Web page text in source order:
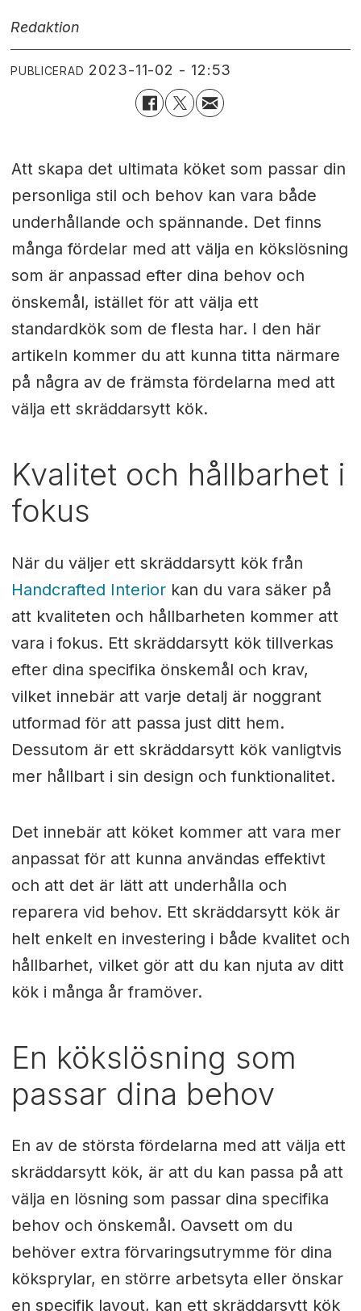
Redaktion
PUBLICERAD 2023-11-02 - 12:53
Att skapa det ultimata köket som passar din
personliga stil och behov kan vara både
underhållande och spännande. Det finns
många fördelar med att välja en kökslösning
som är anpassad efter dina behov och
önskemål, istället för att välja ett
standardkök som de flesta har. I den här
artikeln kommer du att kunna titta närmare
på några av de främsta fördelarna med att
välja ett skräddarsytt kök.
Kvalitet och hållbarhet i
fokus
När du väljer ett skräddarsytt kök från
Handcrafted Interiorkan du vara säker på
att kvaliteten och hållbarheten kommer att
vara i fokus. Ett skräddarsytt kök tillverkas
efter dina specifika önskemål och krav,
vilket innebär att varje detalj är noggrant
utformad för att passa just ditt hem.
Dessutom är ett skräddarsytt kök vanligtvis
mer hållbart i sin design och funktionalitet.
Det innebär att köket kommer att vara mer
anpassat för att kunna användas effektivt
och att det är lätt att underhålla och
reparera vid behov. Ett skräddarsytt kök är
helt enkelt en investering i både kvalitet och
hållbarhet, vilket gör att du kan njuta av ditt
kök i många år framöver.
En kökslösning som
passar dina behov
En av de största fördelarna med att välja ett
skräddarsytt kök, är att du kan passa på att
välja en lösning som passar dina specifika
behov och önskemål. Oavsett om du
behöver extra förvaringsutrymme för dina
köksprylar, en större arbetsyta eller önskar
en specifik layout, kan ett skräddarsytt kök